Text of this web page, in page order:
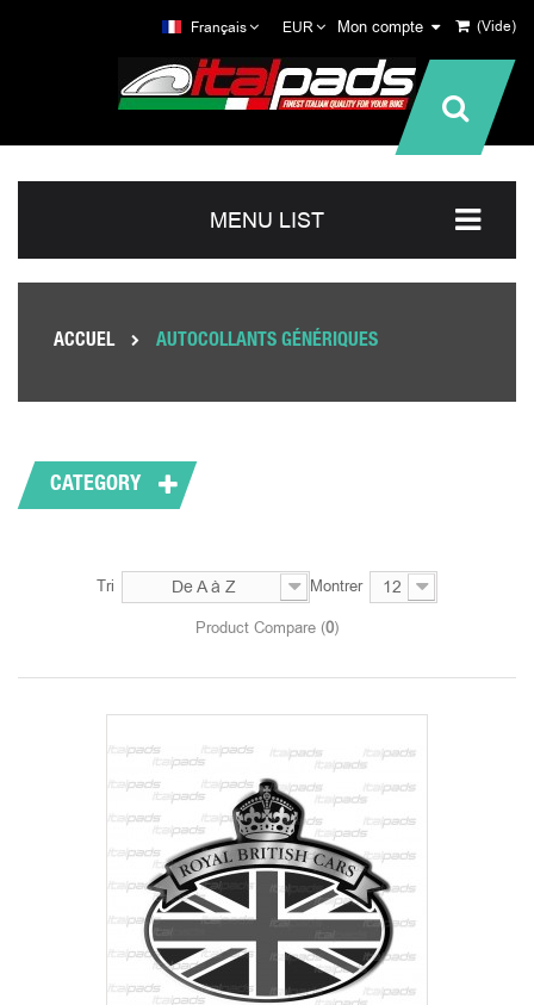
(Vide)
Mon compte
EUR
Français
MENU LIST
ACCUEL AUTOCOLLANTS GÉNÉRIQUES
CATEGORY
Tri De A à Z
Product Compare (0)
Montrer 12